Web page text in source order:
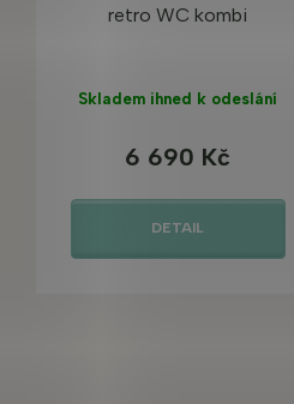
retro WC kombi
Skladem ihned k odeslání
6 690 Kč
DETAIL